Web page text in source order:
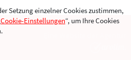
Setzung einzelner Cookies zustimmen,
Cookie-Einstellungen“, um Ihre Cookies